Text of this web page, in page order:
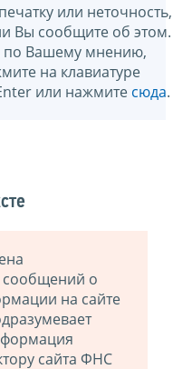
или неточность,
Вы сообщите об этом.
по Вашему мнению,
на клавиатуре
или нажмите сюда.
сообщений о
на сайте
сайта ФНС